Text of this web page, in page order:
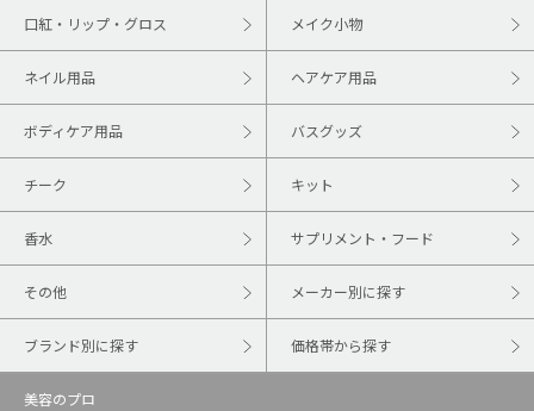
口紅・リップ・グロス メイク小物
ネイル用品 ヘアケア用品
ボディケア用品 バスグッズ
チーク キット
香水 サプリメント・フード
その他 メーカー別に探す
ブランド別に探す 価格帯から探す
美容のプロ